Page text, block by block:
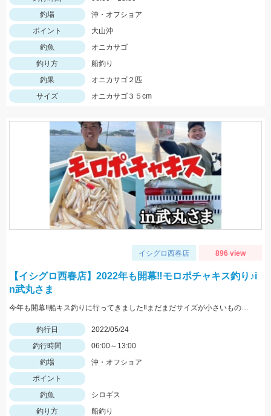
釣場
沖・オフショア
ポイント
大山沖
釣魚
オニカサゴ
釣り方
船釣り
釣果
オニカサゴ２匹
サイズ
オニカサゴ３５cm
イシグロ西春店 896 view
【イシグロ西春店】2022年も開幕‼モロポチャキス釣り♪i
n武丸さま
今年も開幕‼船キス釣りに行ってきました‼まだまだサイズが小さいものも混じりますが、ハリは8～10号の方が掛かりがよくオススメですよ‼
釣行日
2022/05/24
釣行時間
06:00～13:00
釣場
沖・オフショア
ポイント
釣魚
シロギス
釣り方
船釣り